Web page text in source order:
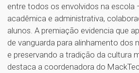
entre todos os envolvidos na escola
acadêmica e administrativa,
alunos. A premiação evidencia que
de vanguarda para alinhamento dos
e preservando a tradição da cultura
destaca a coordenadora do